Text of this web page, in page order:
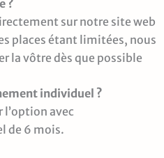
?
sur notre site web
places étant limitées, nous
la vôtre dès que possible
individuel ?
l’option avec
de 6 mois.